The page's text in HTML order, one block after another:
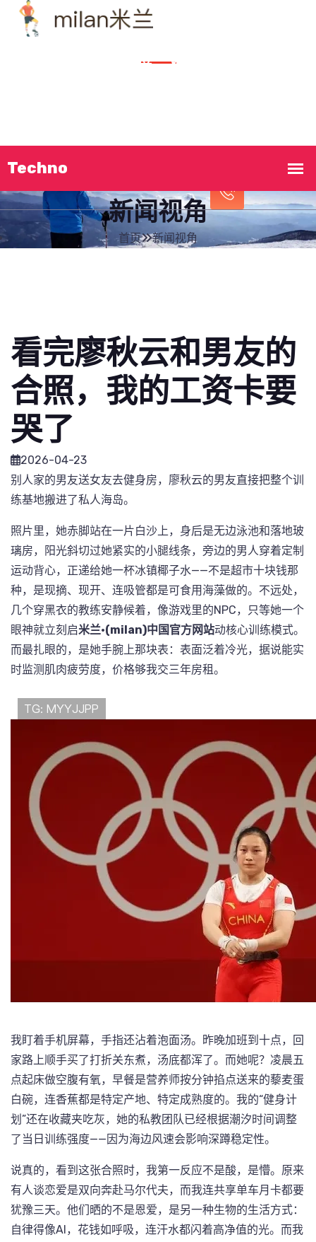
milan米兰 精品项目
新闻视角
首页 新闻视角
看完廖秋云和男友的
合照，我的工资卡要
哭了
2026-04-23
别人家的男友送女友去健身房，廖秋云的男友直接把整个训
练基地搬进了私人海岛。
照片里，她赤脚站在一片白沙上，身后是无边泳池和落地玻
璃房，阳光斜切过她紧实的小腿线条，旁边的男人穿着定制
运动背心，正递给她一杯冰镇椰子水——不是超市十块钱那
种，是现摘、现开、连吸管都是可食用海藻做的。不远处，
几个穿黑衣的教练安静候着，像游戏里的NPC，只等她一个
眼神就立刻启米兰·(milan)中国官方网站动核心训练模式。
而最扎眼的，是她手腕上那块表：表面泛着冷光，据说能实
时监测肌肉疲劳度，价格够我交三年房租。
我盯着手机屏幕，手指还沾着泡面汤。昨晚加班到十点，回
家路上顺手买了打折关东煮，汤底都浑了。而她呢？凌晨五
点起床做空腹有氧，早餐是营养师按分钟掐点送来的藜麦蛋
白碗，连香蕉都是特定产地、特定成熟度的。我的“健身计
划”还在收藏夹吃灰，她的私教团队已经根据潮汐时间调整
了当日训练强度——因为海边风速会影响深蹲稳定性。
说真的，看到这张合照时，我第一反应不是酸，是懵。原来
有人谈恋爱是双向奔赴马尔代夫，而我连共享单车月卡都要
犹豫三天。他们晒的不是恩爱，是另一种生物的生活方式：
自律得像AI，花钱如呼吸，连汗水都闪着高净值的光。而我